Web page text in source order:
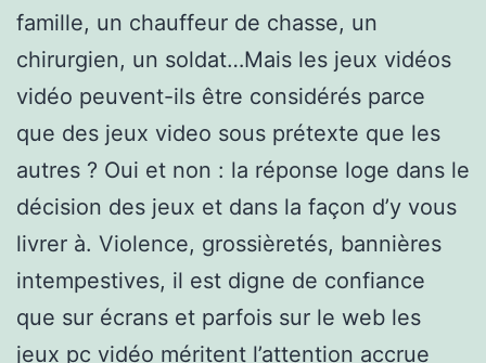
famille, un chauffeur de chasse, un
chirurgien, un soldat…Mais les jeux vidéos
vidéo peuvent-ils être considérés parce
que des jeux video sous prétexte que les
autres ? Oui et non : la réponse loge dans le
décision des jeux et dans la façon d’y vous
livrer à. Violence, grossièretés, bannières
intempestives, il est digne de confiance
que sur écrans et parfois sur le web les
jeux pc vidéo méritent l’attention accrue